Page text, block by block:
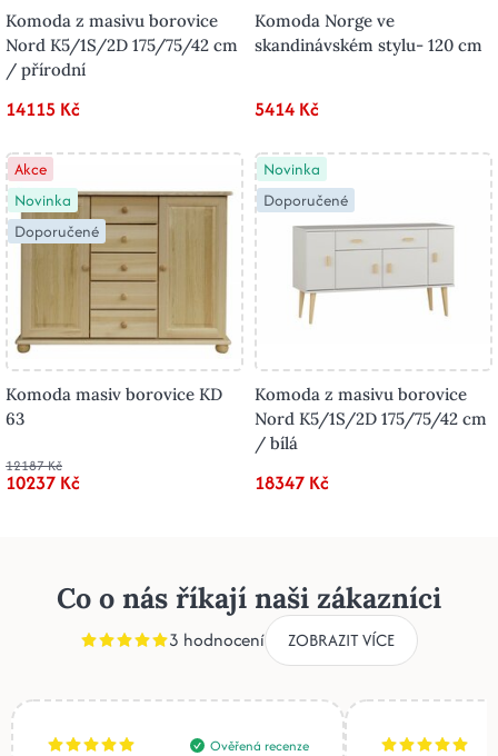
Komoda z masivu borovice
Nord K5/1S/2D 175/75/42 cm
/ přírodní
14115 Kč
Komoda Norge ve
skandinávském stylu- 120 cm
5414 Kč
Akce
Novinka
Doporučené
Komoda masiv borovice KD
63
12187 Kč
10237 Kč
Novinka
Doporučené
Komoda z masivu borovice
Nord K5/1S/2D 175/75/42 cm
/ bílá
18347 Kč
Co o nás říkají naši zákazníci
3 hodnocení ZOBRAZIT VÍCE
Ověřená recenze